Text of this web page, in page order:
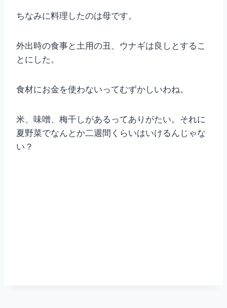
ちなみに料理したのは母です。
外出時の食事と土用の丑、ウナギは良しとするこ
とにした。
食材にお金を使わないってむずかしいわね。
米、味噌、梅干しがあるってありがたい。それに
夏野菜でなんとか二週間くらいはいけるんじゃな
い？